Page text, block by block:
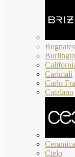
Carimali
Carlo
Catalano
Cielo